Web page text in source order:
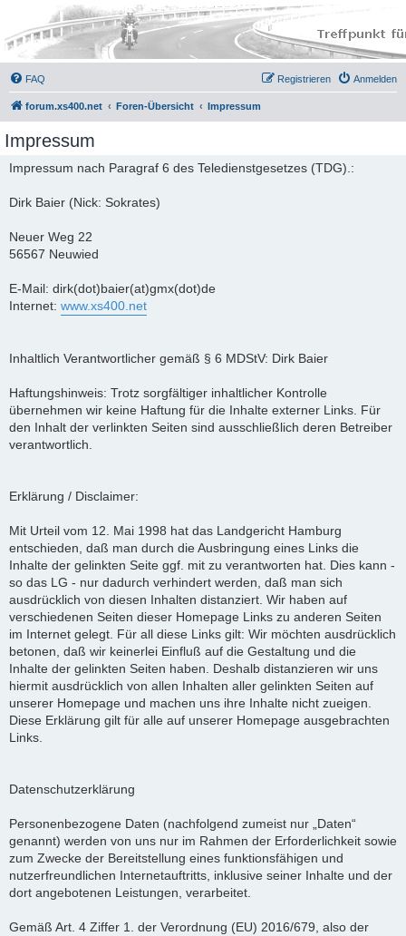
FAQ Anmelden
Registrieren
forum.xs400.net Foren-Übersicht Impressum
Impressum
Impressum nach Paragraf 6 des Teledienstgesetzes (TDG).:
Dirk Baier (Nick: Sokrates)
Neuer Weg 22
56567 Neuwied
E-Mail: dirk(dot)baier(at)gmx(dot)de
Internet: www.xs400.net
Inhaltlich Verantwortlicher gemäß § 6 MDStV: Dirk Baier
Haftungshinweis: Trotz sorgfältiger inhaltlicher Kontrolle
übernehmen wir keine Haftung für die Inhalte externer Links. Für
den Inhalt der verlinkten Seiten sind ausschließlich deren Betreiber
verantwortlich.
Erklärung / Disclaimer:
Mit Urteil vom 12. Mai 1998 hat das Landgericht Hamburg
entschieden, daß man durch die Ausbringung eines Links die
Inhalte der gelinkten Seite ggf. mit zu verantworten hat. Dies kann -
so das LG - nur dadurch verhindert werden, daß man sich
ausdrücklich von diesen Inhalten distanziert. Wir haben auf
verschiedenen Seiten dieser Homepage Links zu anderen Seiten
im Internet gelegt. Für all diese Links gilt: Wir möchten ausdrücklich
betonen, daß wir keinerlei Einfluß auf die Gestaltung und die
Inhalte der gelinkten Seiten haben. Deshalb distanzieren wir uns
hiermit ausdrücklich von allen Inhalten aller gelinkten Seiten auf
unserer Homepage und machen uns ihre Inhalte nicht zueigen.
Diese Erklärung gilt für alle auf unserer Homepage ausgebrachten
Links.
Datenschutzerklärung
Personenbezogene Daten (nachfolgend zumeist nur „Daten“
genannt) werden von uns nur im Rahmen der Erforderlichkeit sowie
zum Zwecke der Bereitstellung eines funktionsfähigen und
nutzerfreundlichen Internetauftritts, inklusive seiner Inhalte und der
dort angebotenen Leistungen, verarbeitet.
Gemäß Art. 4 Ziffer 1. der Verordnung (EU) 2016/679, also der